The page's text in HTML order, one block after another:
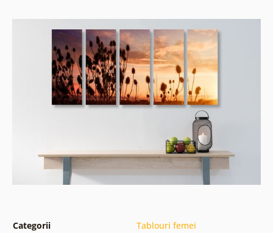
Categorii Tablouri femei